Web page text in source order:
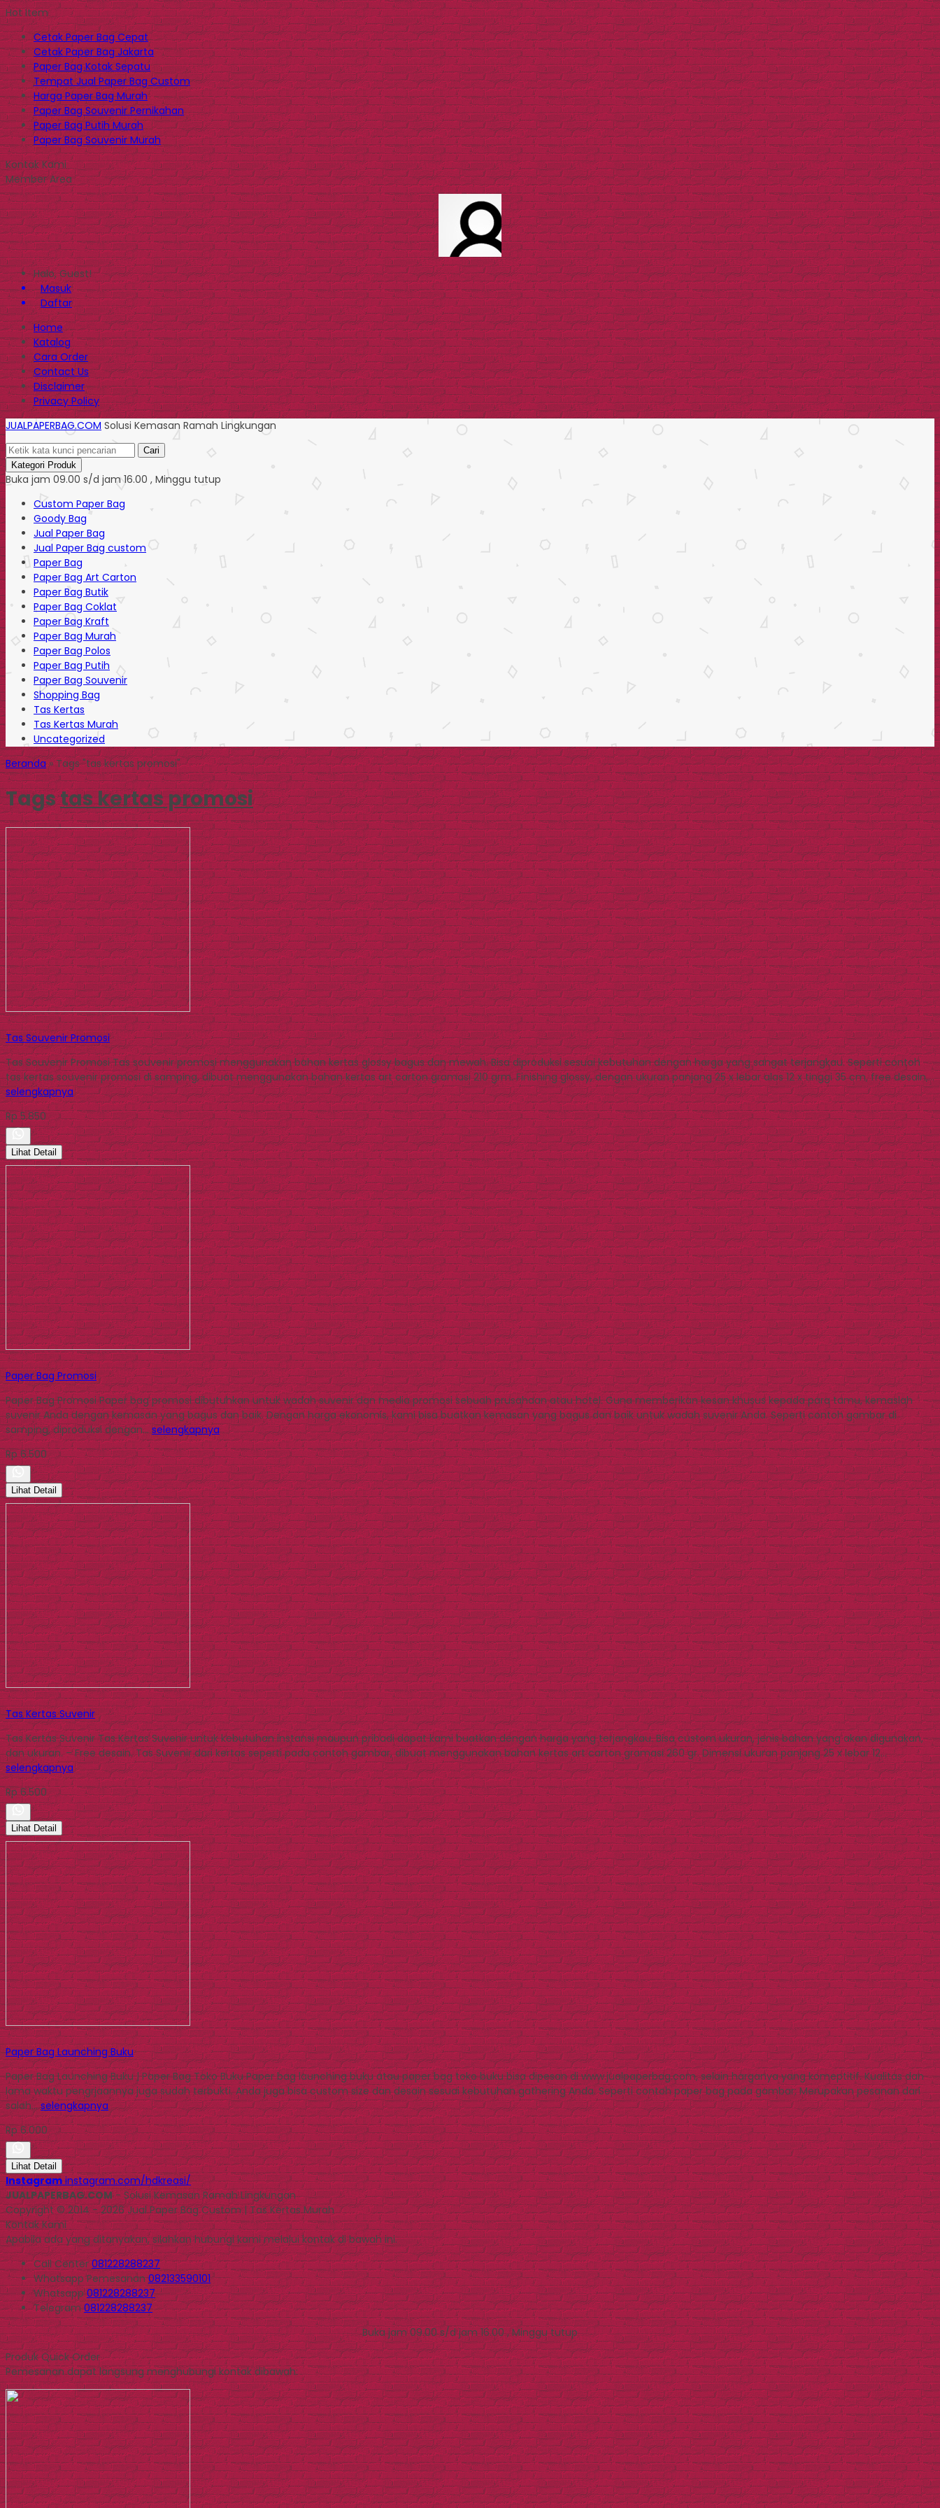
Hot Item
Cetak Paper Bag Cepat
Cetak Paper Bag Jakarta
Paper Bag Kotak Sepatu
Tempat Jual Paper Bag Custom
Harga Paper Bag Murah
Paper Bag Souvenir Pernikahan
Paper Bag Putih Murah
Paper Bag Souvenir Murah
Kontak Kami
Member Area
Halo, Guest!
Masuk
Daftar
Home
Katalog
Cara Order
Contact Us
Disclaimer
Privacy Policy
JUALPAPERBAG.COM Solusi Kemasan Ramah Lingkungan
Cari
Kategori Produk
Buka jam 09.00 s/d jam 16.00 , Minggu tutup
Custom Paper Bag
Goody Bag
Jual Paper Bag
Jual Paper Bag custom
Paper Bag
Paper Bag Art Carton
Paper Bag Butik
Paper Bag Coklat
Paper Bag Kraft
Paper Bag Murah
Paper Bag Polos
Paper Bag Putih
Paper Bag Souvenir
Shopping Bag
Tas Kertas
Tas Kertas Murah
Uncategorized
Beranda»Tags "tas kertas promosi"
Tagstas kertas promosi
Tas Souvenir Promosi
Tas Souvenir Promosi Tas souvenir promosi menggunakan bahan kertas glossy bagus dan mewah. Bisa diproduksi sesuai kebutuhan dengan harga yang sangat terjangkau. Seperti contoh
tas kertas souvenir promosi di samping, dibuat menggunakan bahan kertas art carton gramasi 210 grm. Finishing glossy, dengan ukuran panjang 25 x lebar alas 12 x tinggi 35 cm, free desain,…
selengkapnya
Rp 5.850
Lihat Detail
Paper Bag Promosi
Paper Bag Promosi Paper bag promosi dibutuhkan untuk wadah suvenir dan media promosi sebuah prusahaan atau hotel. Guna memberikan kesan khusus kepada para tamu, kemaslah
suvenir Anda dengan kemasan yang bagus dan baik. Dengan harga ekonomis, kami bisa buatkan kemasan yang bagus dan baik untuk wadah suvenir Anda. Seperti contoh gambar di
samping, diproduksi dengan…selengkapnya
Rp 6.500
Lihat Detail
Tas Kertas Suvenir
Tas Kertas Suvenir Tas Kertas Suvenir untuk kebutuhan instansi maupun pribadi dapat kami buatkan dengan harga yang terjangkau. Bisa custom ukuran, jenis bahan yang akan digunakan,
dan ukuran. – Free desain. Tas Suvenir dari kertas seperti pada contoh gambar, dibuat menggunakan bahan kertas art carton gramasi 260 gr. Dimensi ukuran panjang 25 x lebar 12…
selengkapnya
Rp 6.500
Lihat Detail
Paper Bag Launching Buku
Paper Bag Launching Buku | Paper Bag Toko Buku Paper bag launching buku atau paper bag toko buku bisa dipesan di www.jualpaperbag.com, selain harganya yang komeptitif. Kualitas dan
lama waktu pengrjaannya juga sudah terbukti. Anda juga bisa custom size dan desain sesuai kebutuhan gathering Anda. Seperti contoh paper bag pada gambar; Merupakan pesanan dari
salah…selengkapnya
Rp 6.000
Lihat Detail
Instagram instagram.com/hdkreasi/
JUALPAPERBAG.COM- Solusi Kemasan Ramah Lingkungan
Copyright © 2014 - 2026 Jual Paper Bag Custom | Tas Kertas Murah
Kontak Kami
Apabila ada yang ditanyakan, silahkan hubungi kami melalui kontak di bawah ini.
Call Center081228288237
WhatsappPemesanan 082133590101
Whatsapp081228288237
Telegram081228288237
Buka jam 09.00 s/d jam 16.00 , Minggu tutup
Produk Quick Order
Pemesanan dapat langsung menghubungi kontak dibawah: